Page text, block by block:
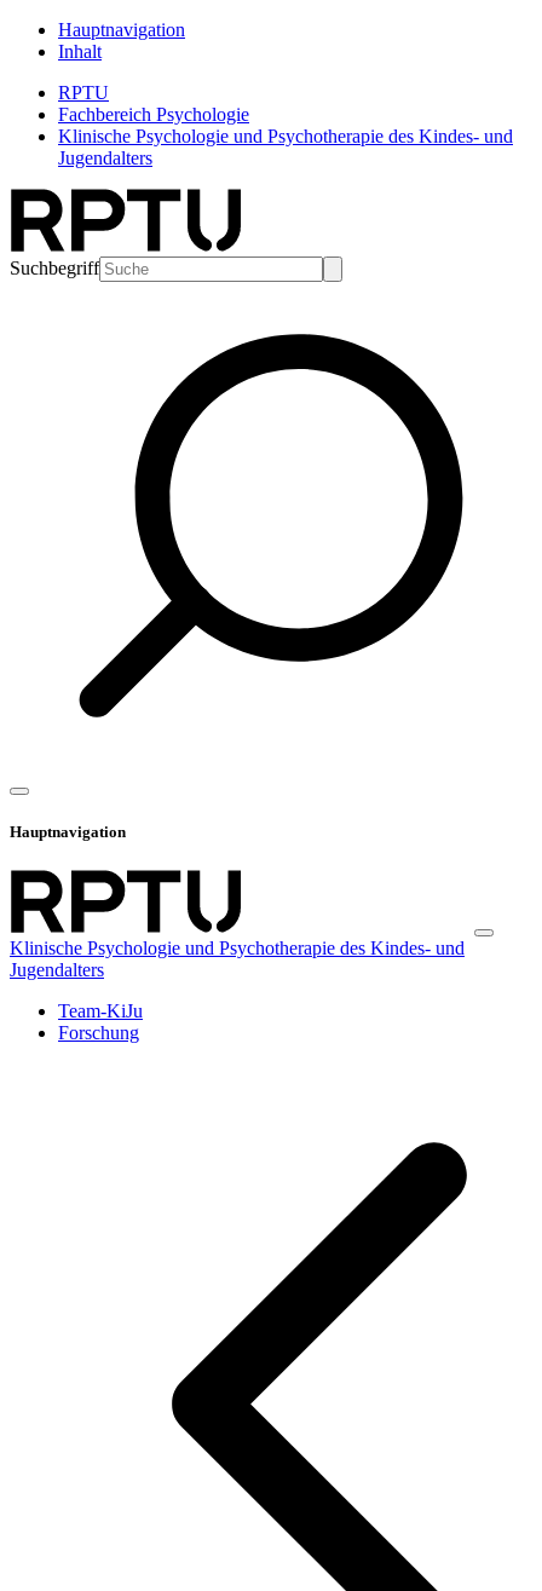
Hauptnavigation
Inhalt
RPTU
Fachbereich Psychologie
Klinische Psychologie und Psychotherapie des Kindes- und
Jugendalters
Suchbegriff
Hauptnavigation
Klinische Psychologie und Psychotherapie des Kindes- und
Jugendalters
Team-KiJu
Forschung